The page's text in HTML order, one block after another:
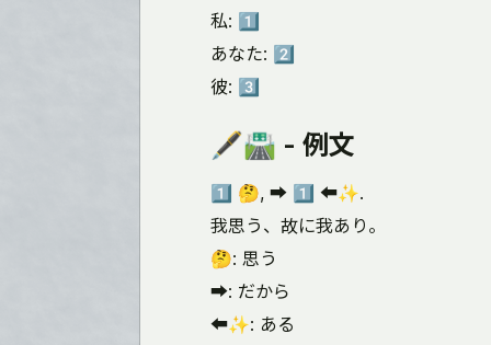
私: 1️⃣
あなた: 2️⃣
彼: 3️⃣
🖋️🛣️ - 例文
1️⃣ 🤔, ➡️ 1️⃣ ⬅️✨.
我思う、故に我あり。
🤔: 思う
➡️: だから
⬅️✨: ある